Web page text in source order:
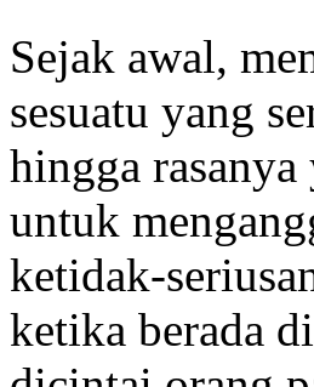
Sejak awal,
sesuatu yang
hingga
untuk
ketidak-
ketika berada